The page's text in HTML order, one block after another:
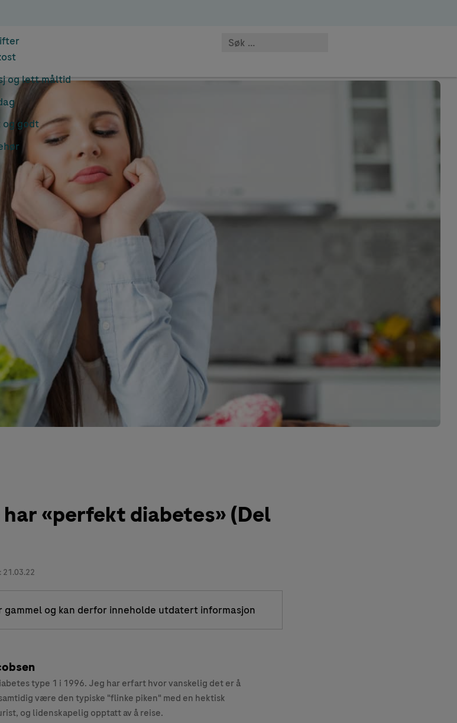
og lett måltid
og godt
«perfekt diabetes» (Del
21.03.22
gammel og kan derfor inneholde utdatert informasjon
type 1 i 1996. Jeg har erfart hvor vanskelig det er å
være den typiske "flinke piken" med en hektisk
og lidenskapelig opptatt av å reise.